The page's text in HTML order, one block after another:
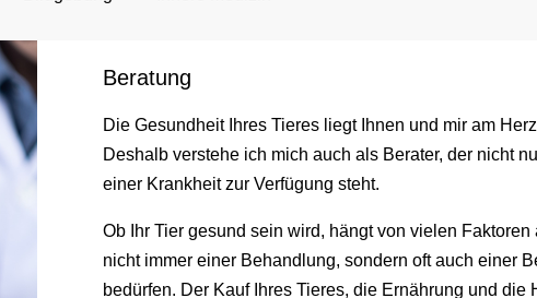
Beratung
Die Gesundheit Ihres Tieres liegt Ihnen und mir am
Deshalb verstehe ich mich auch als Berater, der nicht
einer Krankheit zur Verfügung steht.
Ob Ihr Tier gesund sein wird, hängt von vielen Faktoren
nicht immer einer Behandlung, sondern oft auch einer
bedürfen. Der Kauf Ihres Tieres, die Ernährung und die